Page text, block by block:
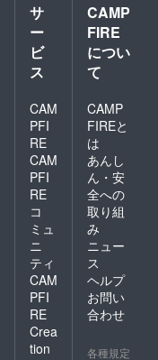
サ
ー
ビ
ス
CAM
PFI
RE
CAM
PFI
RE
コ
ミュ
ニ
ティ
CAM
PFI
RE
Crea
tion
CAMP
FIRE
につい
て
CAMP
FIREと
は
あんし
ん・安
全への
取り組
み
ニュー
ス
ヘルプ
お問い
合わせ
各種規定